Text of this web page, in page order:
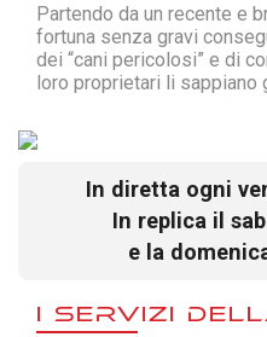
Partendo da un recente e
fortuna senza gravi
dei “cani pericolosi” e di
loro proprietari li sappiano
In diretta ogni
In replica il
e la
I SERVIZI